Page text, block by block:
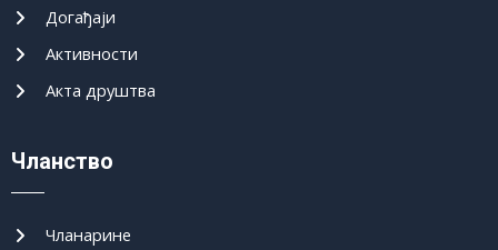
Догађаји
Активности
Акта друштва
Чланство
Чланарине